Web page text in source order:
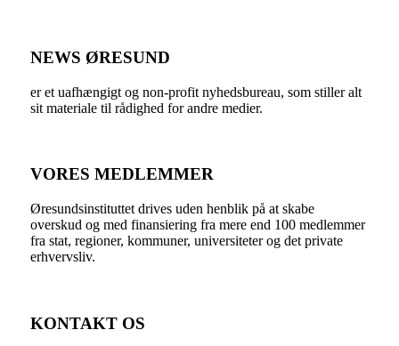
NEWS ØRESUND
er et uafhængigt og non-profit nyhedsbureau, som stiller alt
sit materiale til rådighed for andre medier.
VORES MEDLEMMER
Øresundsinstituttet drives uden henblik på at skabe
overskud og med finansiering fra mere end 100 medlemmer
fra stat, regioner, kommuner, universiteter og det private
erhvervsliv.
KONTAKT OS